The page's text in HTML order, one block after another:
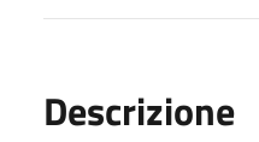
Descrizione